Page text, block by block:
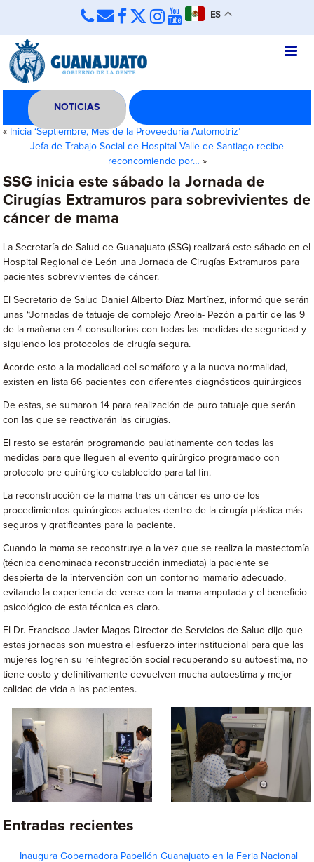
ES
NOTICIAS
« Inicia ‘Septiembre, Mes de la Proveeduría Automotriz’
Jefa de Trabajo Social de Hospital Valle de Santiago recibe
reconcomiendo por… »
SSG inicia este sábado la Jornada de
Cirugías Extramuros para sobrevivientes de
cáncer de mama
La Secretaría de Salud de Guanajuato (SSG) realizará este sábado en el
Hospital Regional de León una Jornada de Cirugías Extramuros para
pacientes sobrevivientes de cáncer.
El Secretario de Salud Daniel Alberto Díaz Martínez, informó que serán
unas “Jornadas de tatuaje de complejo Areola- Pezón a partir de las 9
de la mañana en 4 consultorios con todas las medidas de seguridad y
siguiendo los protocolos de cirugía segura.
Acorde esto a la modalidad del semáforo y a la nueva normalidad,
existen en lista 66 pacientes con diferentes diagnósticos quirúrgicos
De estas, se sumaron 14 para realización de puro tatuaje que serán
con las que se reactivarán las cirugías.
El resto se estarán programando paulatinamente con todas las
medidas para que lleguen al evento quirúrgico programado con
protocolo pre quirúrgico establecido para tal fin.
La reconstrucción de la mama tras un cáncer es uno de los
procedimientos quirúrgicos actuales dentro de la cirugía plástica más
seguros y gratificantes para la paciente.
Cuando la mama se reconstruye a la vez que se realiza la mastectomía
(técnica denominada reconstrucción inmediata) la paciente se
despierta de la intervención con un contorno mamario adecuado,
evitando la experiencia de verse con la mama amputada y el beneficio
psicológico de esta técnica es claro.
El Dr. Francisco Javier Magos Director de Servicios de Salud dijo que
estas jornadas son muestra el esfuerzo interinstitucional para que las
mujeres logren su reintegración social recuperando su autoestima, no
tiene costo y definitivamente devuelven mucha autoestima y mejor
calidad de vida a las pacientes.
Entradas recientes
Inaugura Gobernadora Pabellón Guanajuato en la Feria Nacional